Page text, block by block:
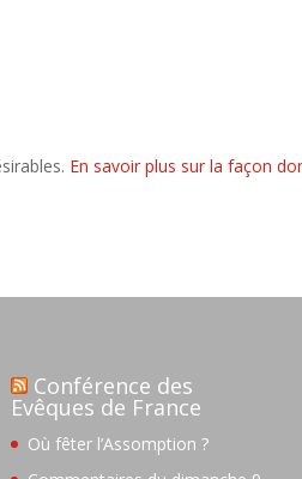
En savoir plus sur la façon
Conférence des
Evêques de France
Où fêter l’Assomption ?